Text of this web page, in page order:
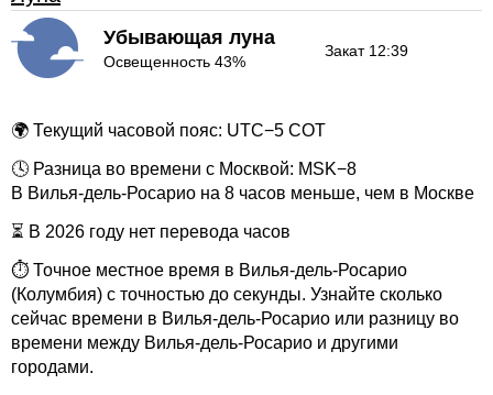
Убывающая луна
Освещенность 43%
Закат 12:39
🌍 Текущий часовой пояс: UTC−5 COT
🕓 Разница во времени с Москвой: MSK−8
В Вилья-дель-Росарио на 8 часов меньше, чем в Москве
⏳ В 2026 году нет перевода часов
⏱ Точное местное время в Вилья-дель-Росарио
(Колумбия) с точностью до секунды. Узнайте сколько
сейчас времени в Вилья-дель-Росарио или разницу во
времени между Вилья-дель-Росарио и другими
городами.